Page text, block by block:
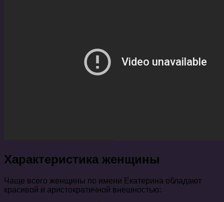
Характеристика женщины
Чаще всего женщины по имени Екатерина обладают
красивой и аристократичной внешностью: